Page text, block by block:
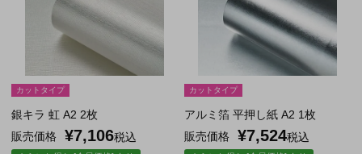
カットタイプ
銀キラ 虹 A2 2枚
販売価格
¥7,106税込
カットタイプ
アルミ箔 平押し紙 A2 1枚
販売価格
¥7,524税込